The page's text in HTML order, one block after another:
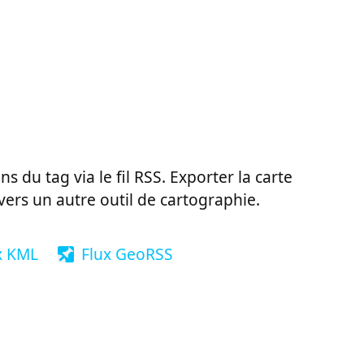
du tag via le fil RSS. Exporter la carte
un autre outil de cartographie.
KML Flux GeoRSS